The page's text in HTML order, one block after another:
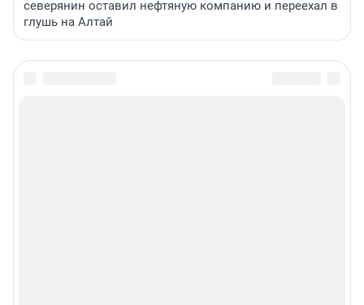
северянин оставил нефтяную компанию и переехал в
глушь на Алтай